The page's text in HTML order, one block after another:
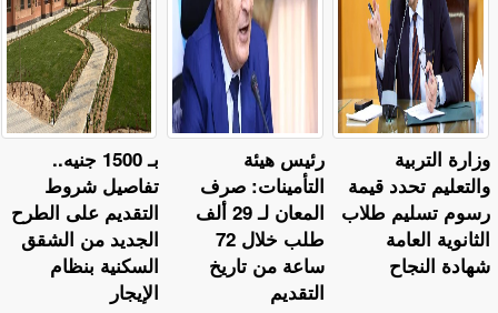
بـ 1500 جنيه..
تفاصيل شروط
التقديم على الطرح
الجديد من الشقق
السكنية بنظام
الإيجار
رئيس هيئة
التأمينات: صرف
المعان لـ 29 ألف
طلب خلال 72
ساعة من تاريخ
التقديم
وزارة التربية
والتعليم تحدد قيمة
رسوم تسليم طلاب
الثانوية العامة
شهادة النجاح